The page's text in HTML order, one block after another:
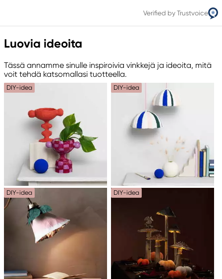
Verified by Trustvoice
Luovia ideoita
Tässä annamme sinulle inspiroivia vinkkejä ja ideoita, mitä
voit tehdä katsomallasi tuotteella.
DIY-idea DIY-idea
DIY-idea DIY-idea